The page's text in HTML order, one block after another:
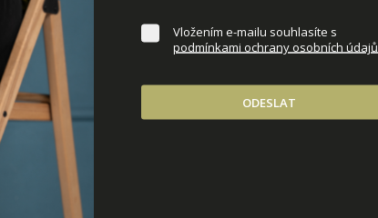
Vložením e-mailu souhlasíte s
podmínkami ochrany osobních údajů
ODESLAT